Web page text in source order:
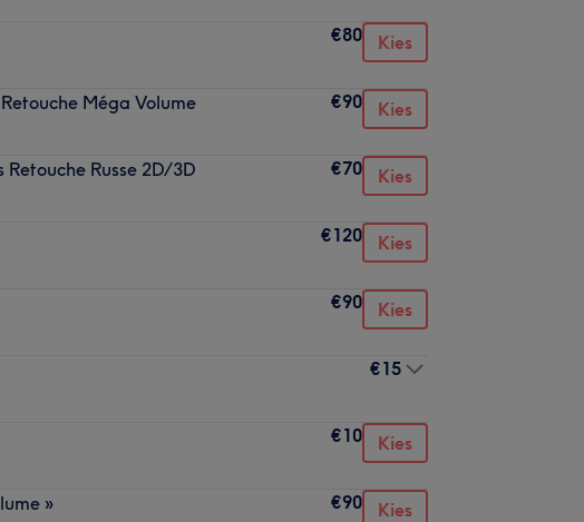
€80 Kies
Méga Volume
€90 Kies
Retouche Russe 2D/3D
€70 Kies
€120 Kies
€90 Kies
€15
€10 Kies
»
€90 Kies